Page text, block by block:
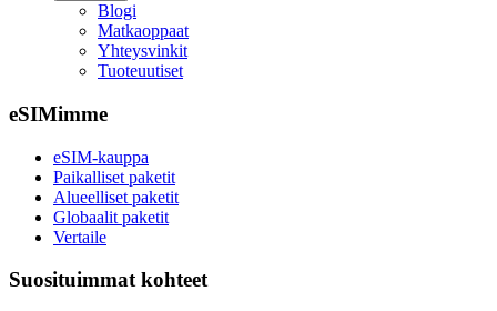
Blogi
Matkaoppaat
Yhteysvinkit
Tuoteuutiset
eSIMimme
eSIM-kauppa
Paikalliset paketit
Alueelliset paketit
Globaalit paketit
Vertaile
Suosituimmat kohteet